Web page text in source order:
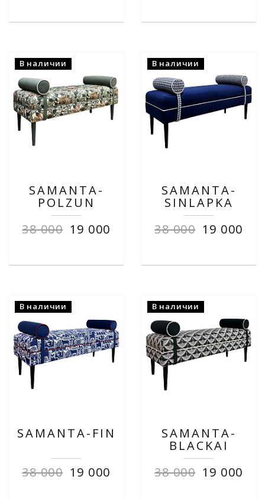
В наличии
SAMANTA-
POLZUN
38 000 19 000
В наличии
SAMANTA-
SINLAPKA
38 000 19 000
В наличии
SAMANTA-FIN
38 000 19 000
В наличии
SAMANTA-
BLACKAI
38 000 19 000